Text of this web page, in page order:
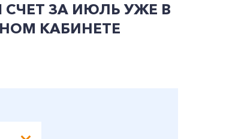
ЗА ИЮЛЬ УЖЕ В
КАБИНЕТЕ